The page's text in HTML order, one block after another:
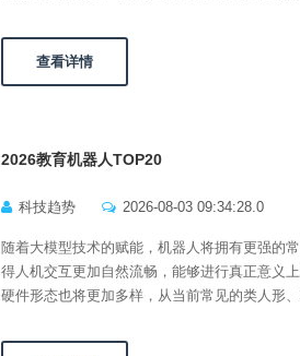
查看详情
2026教育机器人TOP20
科技趋势 2026-08-03 09:34:28.0
随着大模型技术的赋能，机器人将拥有更强的
得人机交互更加自然流畅，能够进行真正意义
硬件形态也将更加多样，从当前常见的类人形